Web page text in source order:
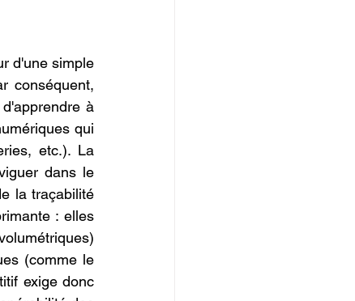
d'une simple
conséquent,
à
qui
etc.). La
dans le
la traçabilité
: elles
(comme le
exige donc